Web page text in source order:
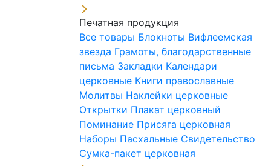
Печатная продукция
Все товары Блокноты Вифлеемская
звезда Грамоты, благодарственные
письма Закладки Календари
церковные Книги православные
Молитвы Наклейки церковные
Открытки Плакат церковный
Поминание Присяга церковная
Наборы Пасхальные Свидетельство
Сумка-пакет церковная